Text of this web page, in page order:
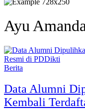
Ayu
Berita
Data Alumni
Kembali